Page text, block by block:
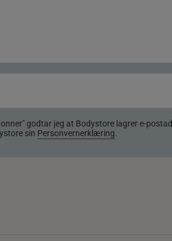
godtar jeg at Bodystore lagrer e-
sin Personvernerklæring.